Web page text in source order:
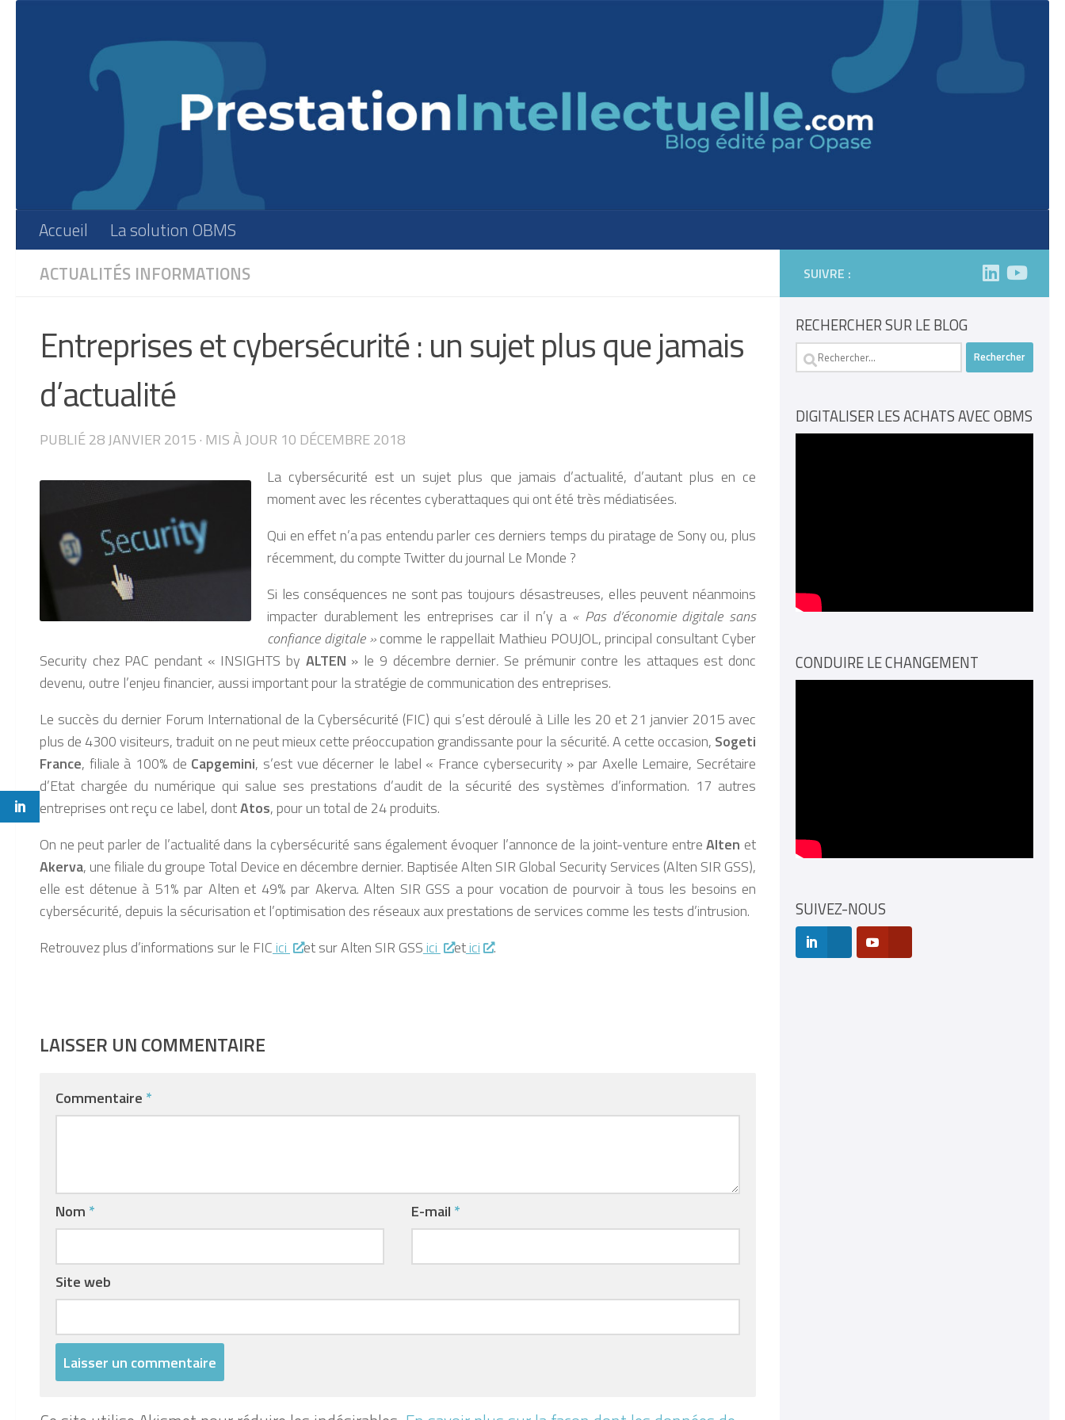
Accueil
La solution OBMS
ACTUALITÉS INFORMATIONS
Entreprises et cybersécurité : un sujet plus que jamais
d’actualité
PUBLIÉ28 JANVIER 2015· MIS À JOUR 10 DÉCEMBRE 2018
La cybersécurité est un sujet plus que jamais d’actualité, d’autant plus en ce
moment avec les récentes cyberattaques qui ont été très médiatisées.
Qui en effet n’a pas entendu parler ces derniers temps du piratage de Sony ou, plus
récemment, du compte Twitter du journal Le Monde ?
Si les conséquences ne sont pas toujours désastreuses, elles peuvent néanmoins
impacter durablement les entreprises car il n’y a « Pas d’économie digitale sans
confiance digitale »comme le rappellait Mathieu POUJOL, principal consultant Cyber
Security chez PAC pendant « INSIGHTS by ALTEN » le 9 décembre dernier. Se prémunir contre les attaques est donc
devenu, outre l’enjeu financier, aussi important pour la stratégie de communication des entreprises.
Le succès du dernier Forum International de la Cybersécurité (FIC) qui s’est déroulé à Lille les 20 et 21 janvier 2015 avec
plus de 4300 visiteurs, traduit on ne peut mieux cette préoccupation grandissante pour la sécurité. A cette occasion, Sogeti
France, filiale à 100% de Capgemini, s’est vue décerner le label « France cybersecurity » par Axelle Lemaire, Secrétaire
d’Etat chargée du numérique qui salue ses prestations d’audit de la sécurité des systèmes d’information. 17 autres
entreprises ont reçu ce label, dontAtos, pour un total de 24 produits.
On ne peut parler de l’actualité dans la cybersécurité sans également évoquer l’annonce de la joint-venture entreAlten et
Akerva, une filiale du groupe Total Device en décembre dernier. Baptisée Alten SIR Global Security Services (Alten SIR GSS),
elle est détenue à 51% par Alten et 49% par Akerva. Alten SIR GSS a pour vocation de pourvoir à tous les besoins en
cybersécurité, depuis la sécurisation et l’optimisation des réseaux aux prestations de services comme les tests d’intrusion.
Retrouvez plus d’informations sur le FICici et sur Alten SIR GSSici etici .
LAISSER UN COMMENTAIRE
Commentaire *
Nom * E-mail *
Site web
SUIVRE :
RECHERCHER SUR LE BLOG
Rechercher :
DIGITALISER LES ACHATS AVEC OBMS
CONDUIRE LE CHANGEMENT
SUIVEZ-NOUS